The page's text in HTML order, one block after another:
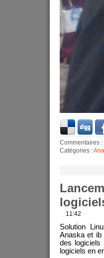
Commentaires :
Catégories :
11:42
Solution
Anaska et ib
des logiciels
logiciels en